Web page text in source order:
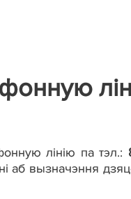
лінію па тэл.:
аб вызначэння